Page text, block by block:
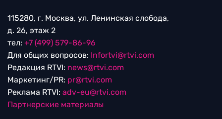
115280, г. Москва, ул. Ленинская слобода,
д. 26, этаж 2
тел: +7 (499) 579-86-96
Для общих вопросов: Infortvi@rtvi.com
Редакция RTVI: news@rtvi.com
Маркетинг/PR: pr@rtvi.com
Реклама RTVI: adv-eu@rtvi.com
Партнерские материалы